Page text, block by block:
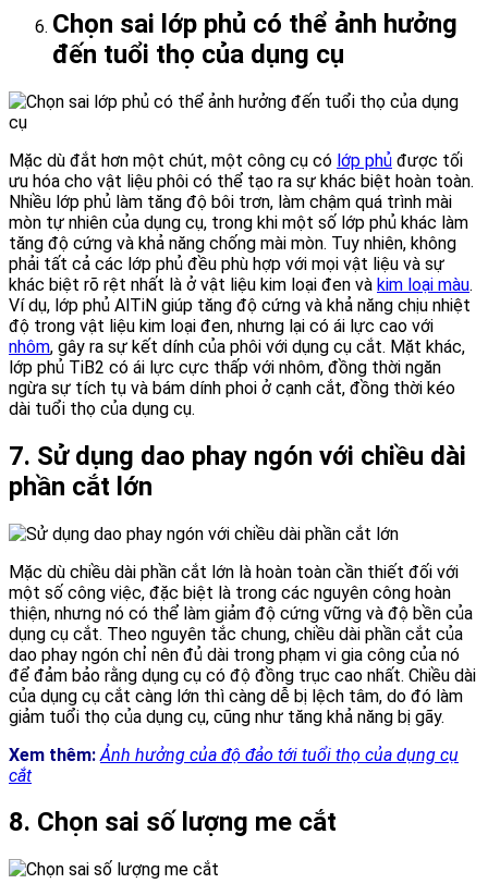
Chọn sai lớp phủ có thể ảnh hưởng
đến tuổi thọ của dụng cụ
Mặc dù đắt hơn một chút, một công cụ có lớp phủ được tối
ưu hóa cho vật liệu phôi có thể tạo ra sự khác biệt hoàn toàn.
Nhiều lớp phủ làm tăng độ bôi trơn, làm chậm quá trình mài
mòn tự nhiên của dụng cụ, trong khi một số lớp phủ khác làm
tăng độ cứng và khả năng chống mài mòn. Tuy nhiên, không
phải tất cả các lớp phủ đều phù hợp với mọi vật liệu và sự
khác biệt rõ rệt nhất là ở vật liệu kim loại đen và kim loại màu.
Ví dụ, lớp phủ AlTiN giúp tăng độ cứng và khả năng chịu nhiệt
độ trong vật liệu kim loại đen, nhưng lại có ái lực cao với
nhôm, gây ra sự kết dính của phôi với dụng cụ cắt. Mặt khác,
lớp phủ TiB2 có ái lực cực thấp với nhôm, đồng thời ngăn
ngừa sự tích tụ và bám dính phoi ở cạnh cắt, đồng thời kéo
dài tuổi thọ của dụng cụ.
7. Sử dụng dao phay ngón với chiều dài
phần cắt lớn
Mặc dù chiều dài phần cắt lớn là hoàn toàn cần thiết đối với
một số công việc, đặc biệt là trong các nguyên công hoàn
thiện, nhưng nó có thể làm giảm độ cứng vững và độ bền của
dụng cụ cắt. Theo nguyên tắc chung, chiều dài phần cắt của
dao phay ngón chỉ nên đủ dài trong phạm vi gia công của nó
để đảm bảo rằng dụng cụ có độ đồng trục cao nhất. Chiều dài
của dụng cụ cắt càng lớn thì càng dễ bị lệch tâm, do đó làm
giảm tuổi thọ của dụng cụ, cũng như tăng khả năng bị gãy.
Xem thêm: Ảnh hưởng của độ đảo tới tuổi thọ của dụng cụ
cắt
8. Chọn sai số lượng me cắt